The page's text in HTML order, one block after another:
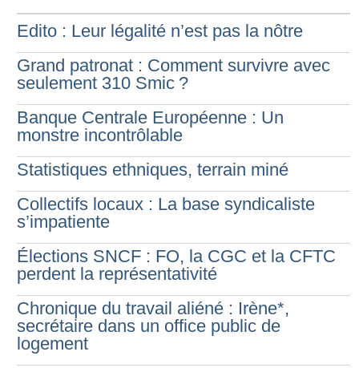
Edito : Leur légalité n’est pas la nôtre
Grand patronat : Comment survivre avec
seulement 310 Smic ?
Banque Centrale Européenne : Un
monstre incontrôlable
Statistiques ethniques, terrain miné
Collectifs locaux : La base syndicaliste
s’impatiente
Élections SNCF : FO, la CGC et la CFTC
perdent la représentativité
Chronique du travail aliéné : Irène*,
secrétaire dans un office public de
logement